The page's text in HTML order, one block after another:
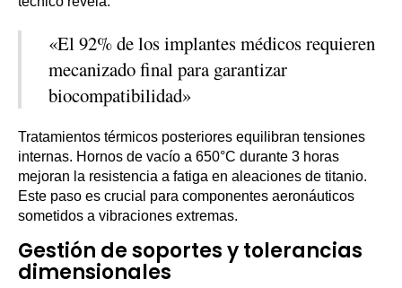
«El 92% de los implantes médicos requieren
mecanizado final para garantizar
biocompatibilidad»
Tratamientos térmicos posteriores equilibran tensiones
internas. Hornos de vacío a 650°C durante 3 horas
mejoran la resistencia a fatiga en aleaciones de titanio.
Este paso es crucial para componentes aeronáuticos
sometidos a vibraciones extremas.
Gestión de soportes y tolerancias
dimensionales